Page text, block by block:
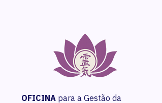
OFICINA para a Gestão da